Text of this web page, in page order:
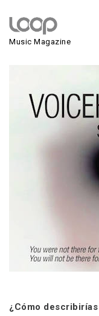
Music Magazine
¿Cómo